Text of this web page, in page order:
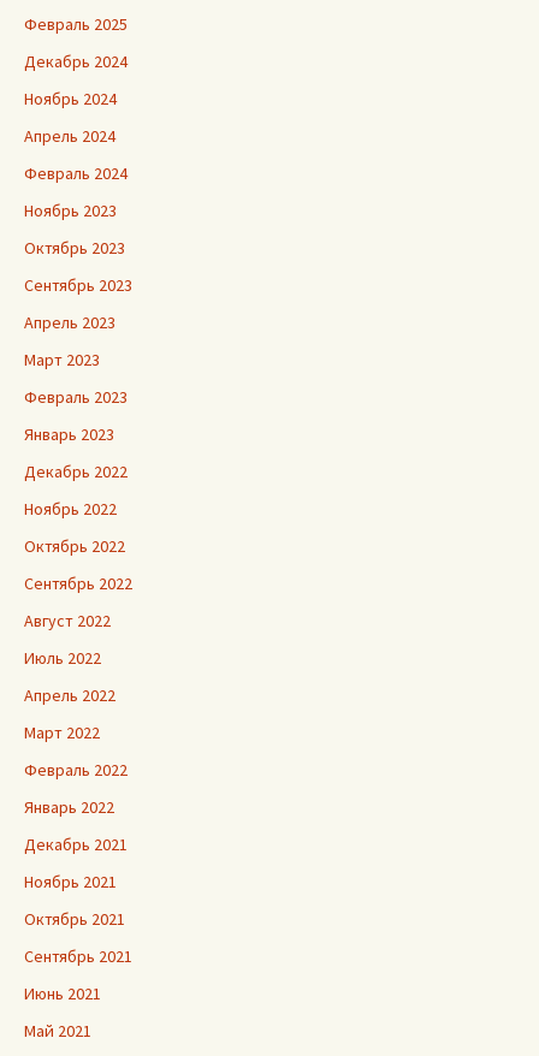
Февраль 2025
Декабрь 2024
Ноябрь 2024
Апрель 2024
Февраль 2024
Ноябрь 2023
Октябрь 2023
Сентябрь 2023
Апрель 2023
Март 2023
Февраль 2023
Январь 2023
Декабрь 2022
Ноябрь 2022
Октябрь 2022
Сентябрь 2022
Август 2022
Июль 2022
Апрель 2022
Март 2022
Февраль 2022
Январь 2022
Декабрь 2021
Ноябрь 2021
Октябрь 2021
Сентябрь 2021
Июнь 2021
Май 2021